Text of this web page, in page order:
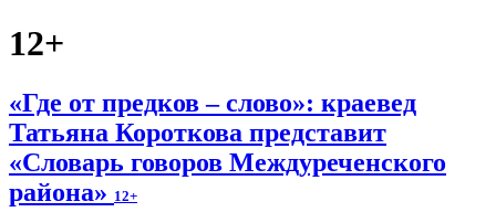
12+
«Где от предков – слово»: краевед
Татьяна Короткова представит
«Словарь говоров Междуреченского
района» 12+